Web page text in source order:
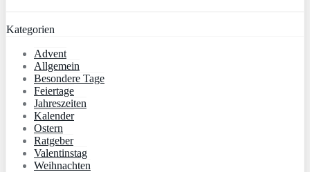
Kategorien
Advent
Allgemein
Besondere Tage
Feiertage
Jahreszeiten
Kalender
Ostern
Ratgeber
Valentinstag
Weihnachten